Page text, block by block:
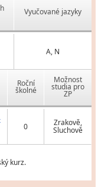
Vyučované jazyky
A, N
Roční
školné
Možnost
studia pro
ZP
0 Zrakově,
Sluchově
kurz.